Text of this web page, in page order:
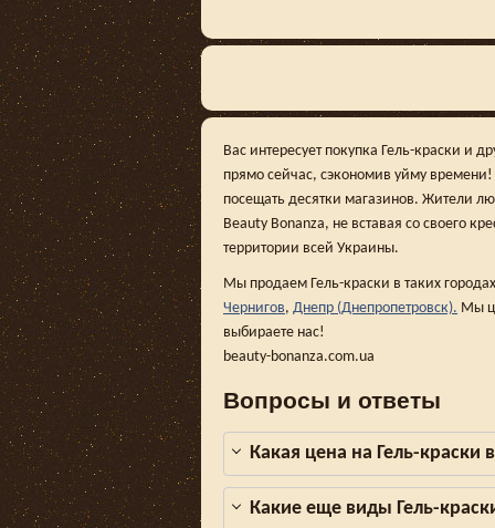
Вас интересует покупка Гель-краски и
прямо сейчас, сэкономив уйму
посещать десятки магазинов. Жители
Beauty Bonanza, не вставая со своего
территории всей Украины.
Мы продаем Гель-краски в таких
Чернигов, Днепр (Днепропетровск). Мы
выбираете нас!
beauty-bonanza.com.ua
Вопросы и ответы
Какая цена на Гель-краски
Какие еще виды Гель-